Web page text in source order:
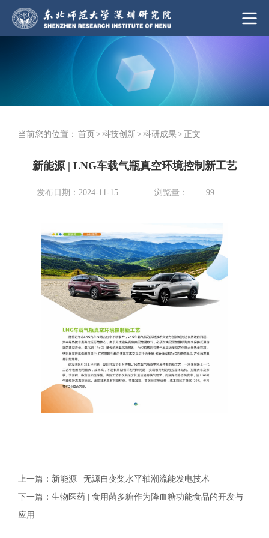
当前您的位置： 首页> 科技创新> 科研成果 > 正文
新能源 | LNG车载气瓶真空环境控制新工艺
发布日期：2024-11-15 浏览量： 99
上一篇： 新能源 | 无源自变桨水平轴潮流能发电技术
下一篇： 生物医药 | 食用菌多糖作为降血糖功能食品的开发与
应用